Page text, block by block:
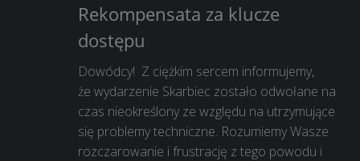
Rekompensata za klucze
dostępu
Dowódcy! Z ciężkim sercem informujemy,
że wydarzenie Skarbiec zostało odwołane na
czas nieokreślony ze względu na utrzymujące
się problemy techniczne. Rozumiemy Wasze
rozczarowanie i frustrację z tego powodu i